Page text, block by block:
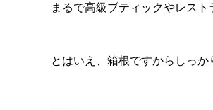
まるで高級ブティックやレス
とはいえ、箱根ですからしっか